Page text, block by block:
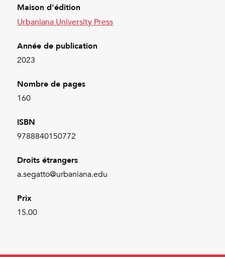
Maison d’édition
Urbaniana University Press
Année de publication
2023
Nombre de pages
160
ISBN
9788840150772
Droits étrangers
a.segatto@urbaniana.edu
Prix
15.00